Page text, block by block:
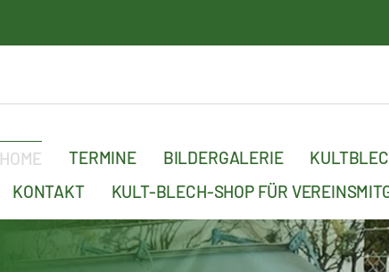
HOME TERMINE BILDERGALERIE
KONTAKT
KULT-BLECH-SHOP FÜR